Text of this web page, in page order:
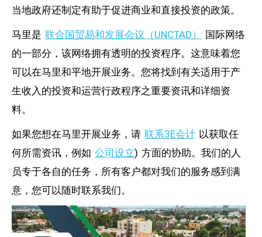
当地政府还制定有助于促进商业和直接投资的政策。
马里是 联合国贸易和发展会议（UNCTAD）
国际网络
的一部分，该网络拥有透明的投资程序。这意味着您
可以在马里和平地开展业务。您将找到有关适用于产
生收入的投资和运营行政程序之重要资讯和详细资
料。
如果您想在马里开展业务，请 联系3E会计 以获取任
何所需资讯，例如 公司设立) 方面的协助。我们的人
员专于各自的任务，所有客户都对我们的服务感到满
意，您可以随时联系我们。